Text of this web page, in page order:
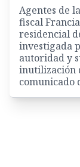
Agentes de
fiscal
residencial
investigada
autoridad y
inutilización
comunicado